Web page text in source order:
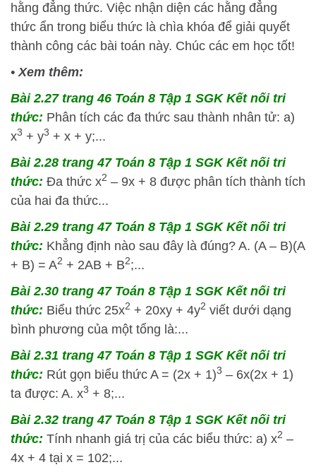
hằng đẳng thức. Việc nhận diện các hằng đẳng
thức ẩn trong biểu thức là chìa khóa để giải quyết
thành công các bài toán này. Chúc các em học tốt!
•Xem thêm:
Bài 2.27 trang 46 Toán 8 Tập 1 SGK Kết nối tri
thức: Phân tích các đa thức sau thành nhân tử: a)
x3 + y3 + x + y;...
Bài 2.28 trang 47 Toán 8 Tập 1 SGK Kết nối tri
thức: Đa thức x2 – 9x + 8 được phân tích thành tích
của hai đa thức...
Bài 2.29 trang 47 Toán 8 Tập 1 SGK Kết nối tri
thức: Khẳng định nào sau đây là đúng? A. (A – B)(A
+ B) = A2 + 2AB + B2;...
Bài 2.30 trang 47 Toán 8 Tập 1 SGK Kết nối tri
thức: Biểu thức 25x2 + 20xy + 4y2 viết dưới dạng
bình phương của một tổng là:...
Bài 2.31 trang 47 Toán 8 Tập 1 SGK Kết nối tri
thức: Rút gọn biểu thức A = (2x + 1)3 – 6x(2x + 1)
ta được: A. x3 + 8;...
Bài 2.32 trang 47 Toán 8 Tập 1 SGK Kết nối tri
thức: Tính nhanh giá trị của các biểu thức: a) x2 –
4x + 4 tại x = 102;...